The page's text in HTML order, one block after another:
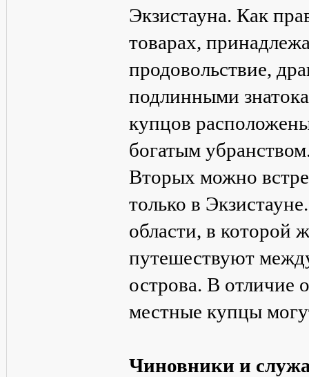
Экзистауна. Как
товарах,
продовольствие,
подлинными
купцов
богатым
Вторых можно
только в
области, в которой
путешествуют
острова. В отличие
местные купцы
Чиновники и